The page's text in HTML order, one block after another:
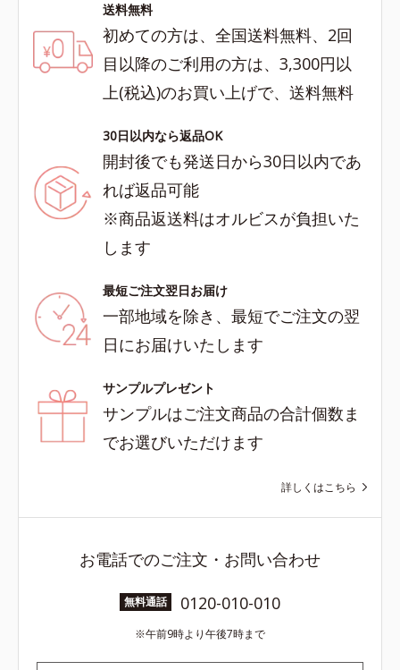
送料無料
初めての方は、全国送料無料、2回
目以降のご利用の方は、3,300円以
上(税込)のお買い上げで、送料無料
30日以内なら返品OK
開封後でも発送日から30日以内であ
れば返品可能
※商品返送料はオルビスが負担いた
します
最短ご注文翌日お届け
一部地域を除き、最短でご注文の翌
日にお届けいたします
サンプルプレゼント
サンプルはご注文商品の合計個数ま
でお選びいただけます
詳しくはこちら
お電話でのご注文・お問い合わせ
無料通話 0120-010-010
午前9時より午後7時まで